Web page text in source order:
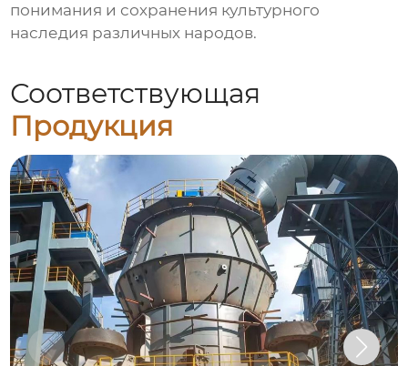
понимания и сохранения культурного
наследия различных народов.
Соответствующая
Продукция